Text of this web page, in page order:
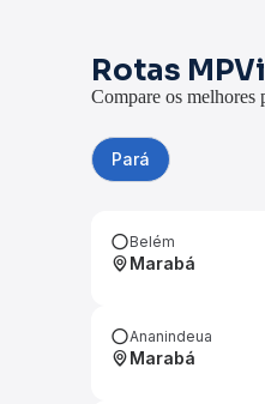
Rotas
Compare os melhores
Pará
Belém
Marabá
Ananindeua
Marabá